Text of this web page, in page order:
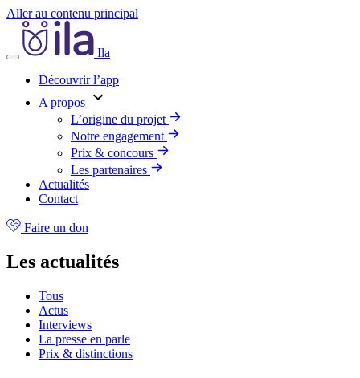
Aller au contenu principal
Ila
Découvrir l’app
A propos
L’origine du projet
Notre engagement
Prix & concours
Les partenaires
Actualités
Contact
Faire un don
Les actualités
Tous
Actus
Interviews
La presse en parle
Prix & distinctions